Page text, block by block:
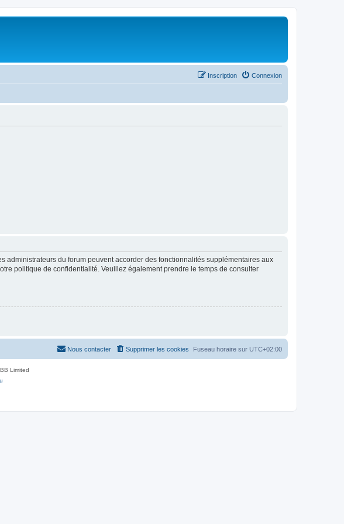
Connexion
Inscription
administrateurs du forum peuvent accorder des fonctionnalités supplémentaires aux
politique de confidentialité. Veuillez également prendre le temps de consulter
Fuseau horaire sur UTC+02:00
Supprimer les cookies
Nous contacter
Limited